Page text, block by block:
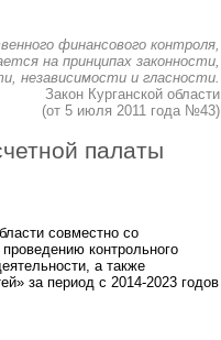
финансового контроля,
на принципах законности,
независимости и гласности.
Закон Курганской области
(от 5 июля 2011 года №43)
палаты
совместно со
контрольного
а также
за период с 2014-2023 годов